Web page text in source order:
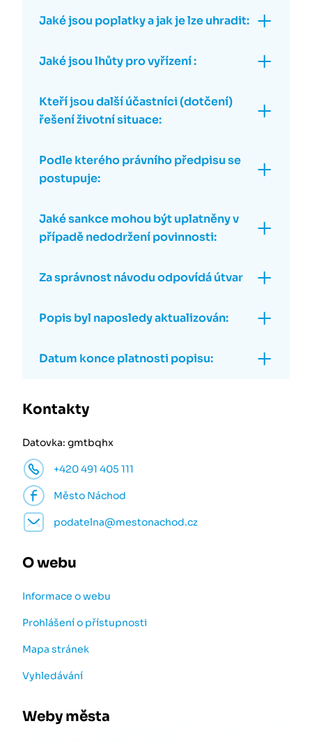
Jaké jsou poplatky a jak je lze uhradit:
Jaké jsou lhůty pro vyřízení :
Kteří jsou další účastníci (dotčení)
řešení životní situace:
Podle kterého právního předpisu se
postupuje:
Jaké sankce mohou být uplatněny v
případě nedodržení povinnosti:
Za správnost návodu odpovídá útvar
Popis byl naposledy aktualizován:
Datum konce platnosti popisu:
Kontakty
Datovka: gmtbqhx
+420 491 405 111
Město Náchod
podatelna@mestonachod.cz
O webu
Informace o webu
Prohlášení o přístupnosti
Mapa stránek
Vyhledávání
Weby města